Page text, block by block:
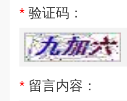
* 验证码：
* 留言内容：